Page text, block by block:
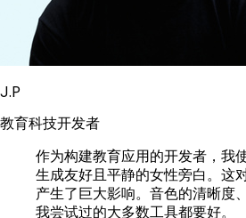
J.P
教育科技开发者
作为构建教育应用的开发者，我
生成友好且平静的女性旁白。这
产生了巨大影响。音色的清晰度
我尝试过的大多数工具都要好。